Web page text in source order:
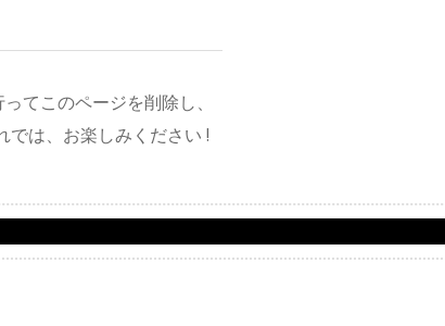
てこのページを削除し、
は、お楽しみください !